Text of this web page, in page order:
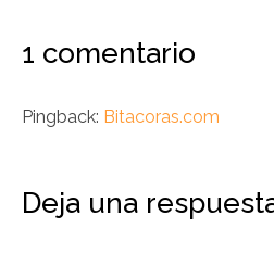
1 comentario
Pingback: Bitacoras.com
Deja una